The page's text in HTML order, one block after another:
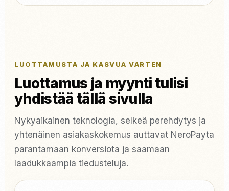
LUOTTAMUSTA JA KASVUA VARTEN
Luottamus ja myynti tulisi
yhdistää tällä sivulla
Nykyaikainen teknologia, selkeä perehdytys ja
yhtenäinen asiakaskokemus auttavat NeroPayta
parantamaan konversiota ja saamaan
laadukkaampia tiedusteluja.